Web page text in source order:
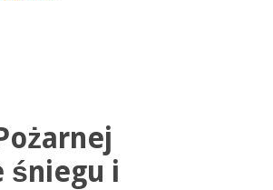
śniegu i